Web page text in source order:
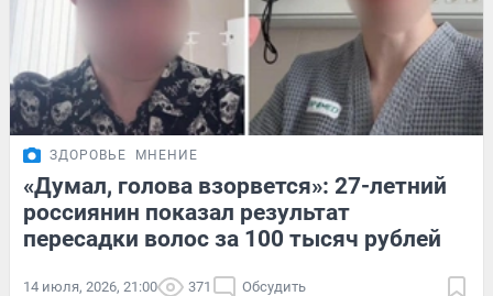
ЗДОРОВЬЕ МНЕНИЕ
«Думал, голова взорвется»: 27-летний
россиянин показал результат
пересадки волос за 100 тысяч рублей
14 июля, 2026, 21:00 371 Обсудить